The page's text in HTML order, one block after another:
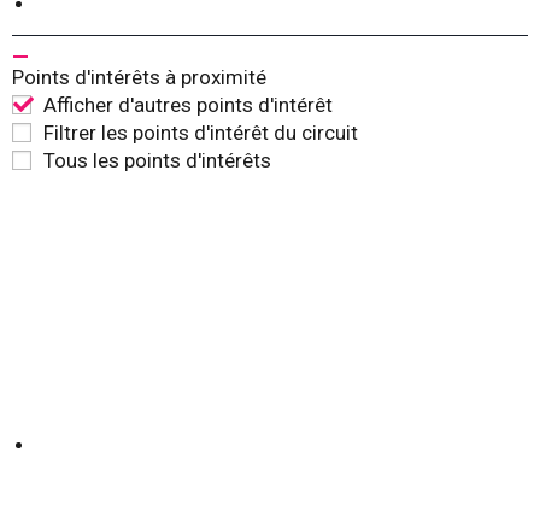
Points d'intérêts à proximité
Afficher d'autres points d'intérêt
Filtrer les points d'intérêt du circuit
Tous les points d'intérêts